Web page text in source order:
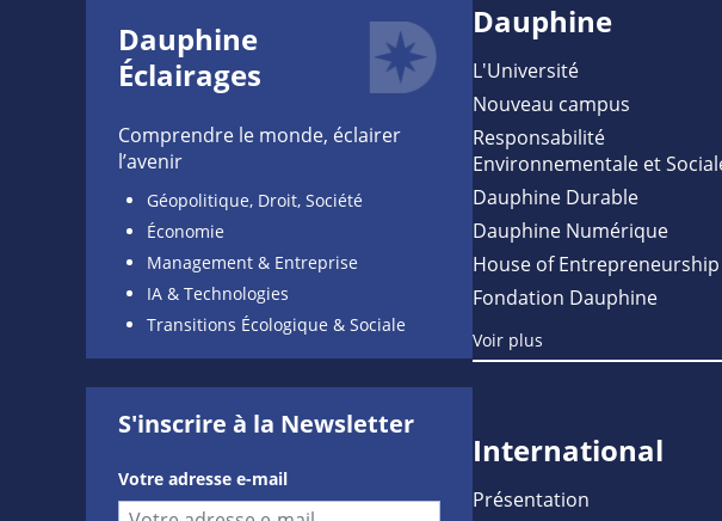
Dauphine
Éclairages
Comprendre le monde, éclairer
l’avenir
Géopolitique, Droit, Société
Économie
Management & Entreprise
IA & Technologies
Transitions Écologique & Sociale
S'inscrire à la Newsletter
Votre adresse e-mail
Dauphine
L'Université
Nouveau campus
Responsabilité
Environnementale et
Dauphine Durable
Dauphine Numérique
House of Entrepreneurship
Fondation Dauphine
Voir plus
International
Présentation